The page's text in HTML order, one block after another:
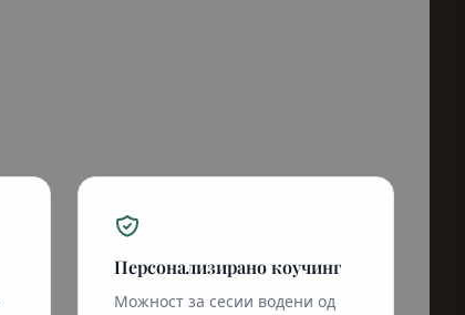
Персонализирано коучинг
Можност за сесии водени од